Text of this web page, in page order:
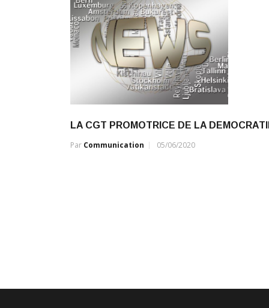
LA CGT PROMOTRICE DE LA
Par Communication 05/06/2020